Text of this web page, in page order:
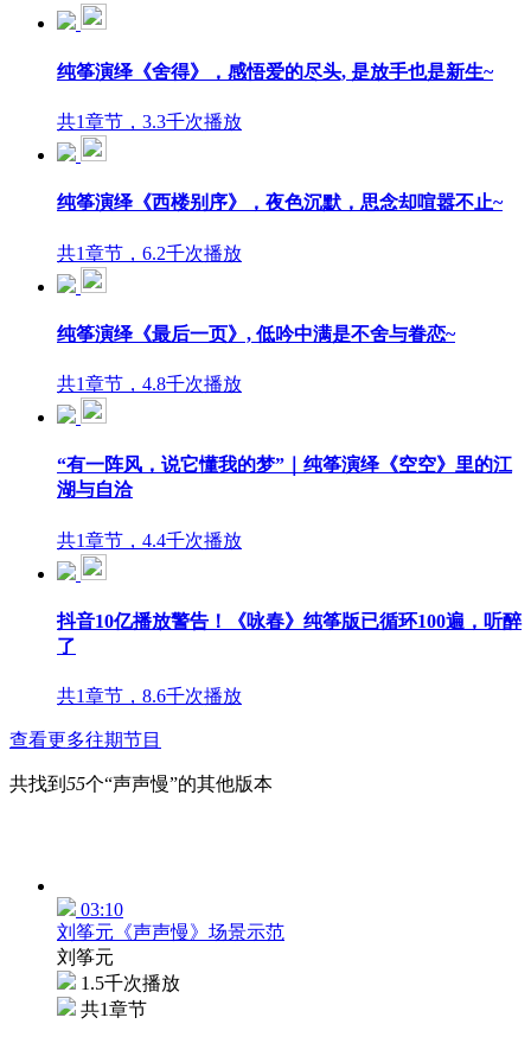
纯筝演绎《舍得》，感悟爱的尽头, 是放手也是新生~
共1章节，3.3千次播放
纯筝演绎《西楼别序》，夜色沉默，思念却喧嚣不止~
共1章节，6.2千次播放
纯筝演绎《最后一页》, 低吟中满是不舍与眷恋~
共1章节，4.8千次播放
“有一阵风，说它懂我的梦”｜纯筝演绎《空空》里的江
湖与自洽
共1章节，4.4千次播放
抖音10亿播放警告！《咏春》纯筝版已循环100遍，听醉
了
共1章节，8.6千次播放
查看更多往期节目
共找到 55个“声声慢”的其他版本
03:10
刘筝元《声声慢》场景示范
刘筝元
1.5千次播放
共1章节